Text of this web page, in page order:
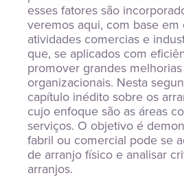
esses fatores são
veremos aqui, com base
atividades comercias e
que, se aplicados com
promover grandes
organizacionais. Nesta
capítulo inédito sobre os
cujo enfoque são as áreas
serviços. O objetivo é
fabril ou comercial pode se
de arranjo físico e analisar
arranjos.